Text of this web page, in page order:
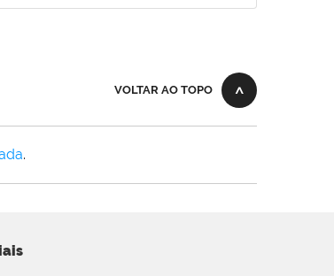
VOLTAR AO TOPO
.